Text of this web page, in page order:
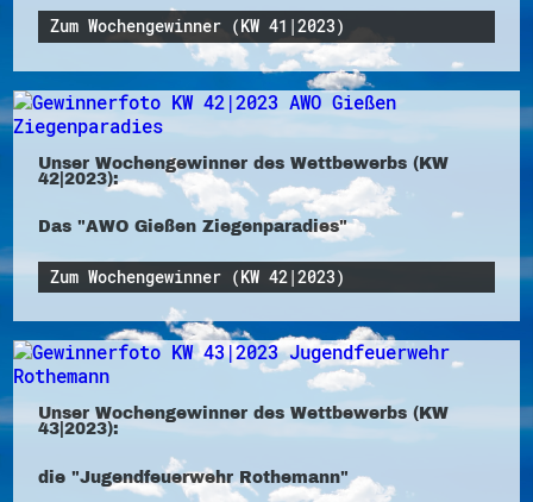
Zum Wochengewinner (KW 41|2023)
Unser Wochengewinner des Wettbewerbs (KW
42|2023):
Das "AWO Gießen Ziegenparadies"
Zum Wochengewinner (KW 42|2023)
Unser Wochengewinner des Wettbewerbs (KW
43|2023):
die "Jugendfeuerwehr Rothemann"